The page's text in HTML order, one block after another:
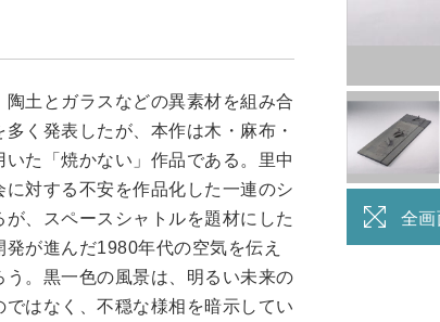
陶土とガラスなどの異素材を組み合
多く発表したが、本作は木・麻布・
いた「焼かない」作品である。里中
に対する不安を作品化した一連のシ
が、スペースシャトルを題材にした
発が進んだ1980年代の空気を伝え
う。黒一色の風景は、明るい未来の
ではなく、不穏な様相を暗示してい
全